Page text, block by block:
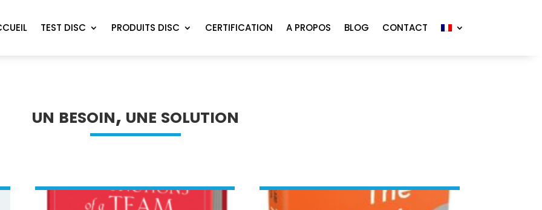
TEST DISC PRODUITS DISC CERTIFICATION A PROPOS BLOG CONTACT
un besoin, une solution